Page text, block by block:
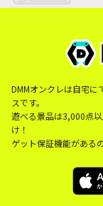
DMMオンクレは自宅
スです。
遊べる景品は3,000点
け！
ゲット保証機能がある